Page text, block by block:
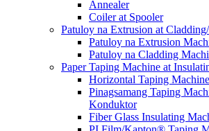
Annealer
Coiler at Spooler
Patuloy na Extrusion at
Patuloy na Extrusion
Patuloy na Cladding
Paper Taping Machine at
Horizontal Taping
Pinagsamang Taping
Konduktor
Fiber Glass Insulating